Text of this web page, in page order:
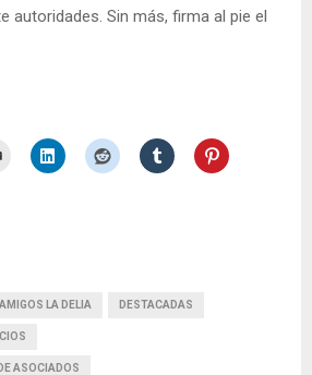
autoridades. Sin más, firma al pie el
LA DELIA DESTACADAS
ASOCIADOS